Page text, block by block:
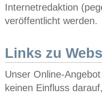
Internetredaktion
veröffentlicht werden.
Links zu
Unser Online-
keinen Einfluss